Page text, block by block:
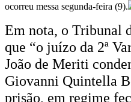
ocorreu messa segunda-feira (9).
Em nota, o Tribunal
que “o juízo da 2ª
João de Meriti
Giovanni Quintella
prisão, em regime